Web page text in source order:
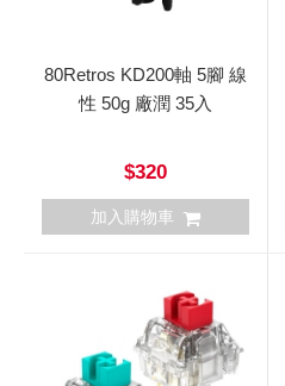
80Retros KD200軸 5腳 線
性 50g 廠潤 35入
$320
加入購物車